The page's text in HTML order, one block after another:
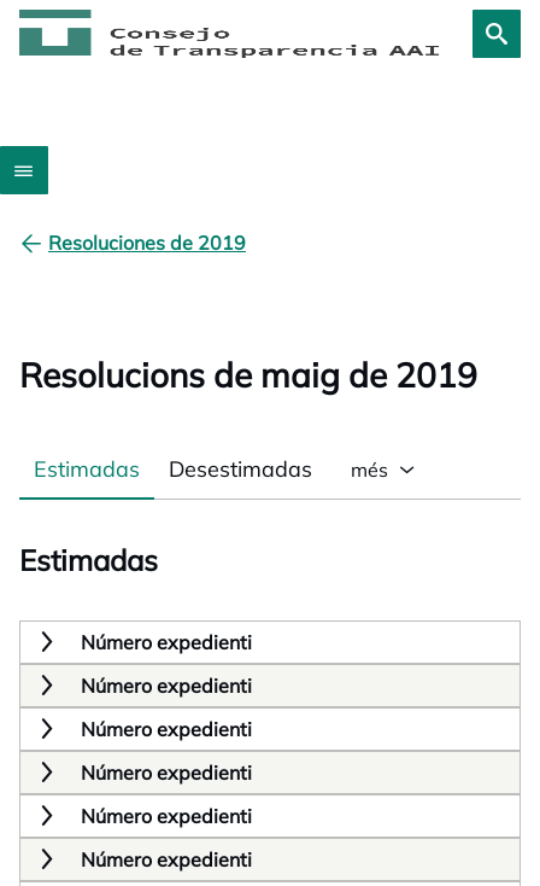
Resoluciones de 2019
Resolucions de maig de 2019
Estimadas Desestimadas més
Estimadas
Número expedienti
Número expedienti
Número expedienti
Número expedienti
Número expedienti
Número expedienti